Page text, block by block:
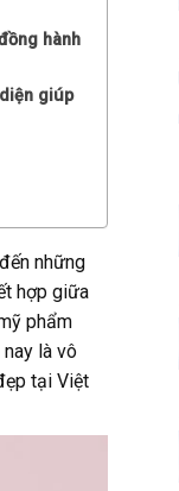
hành
giúp
những
hợp giữa
phẩm
là vô
tại Việt